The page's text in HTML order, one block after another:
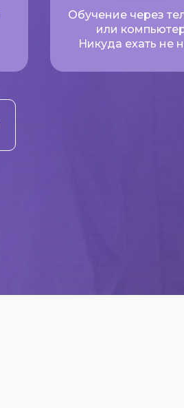
Обучение через
или
Никуда ехать не